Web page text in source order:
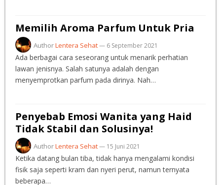
Memilih Aroma Parfum Untuk Pria
AuthorLentera Sehat— 6 September 2021
Ada berbagai cara seseorang untuk menarik perhatian
lawan jenisnya. Salah satunya adalah dengan
menyemprotkan parfum pada dirinya. Nah…
Penyebab Emosi Wanita yang Haid
Tidak Stabil dan Solusinya!
AuthorLentera Sehat— 15 Juni 2021
Ketika datang bulan tiba, tidak hanya mengalami kondisi
fisik saja seperti kram dan nyeri perut, namun ternyata
beberapa…